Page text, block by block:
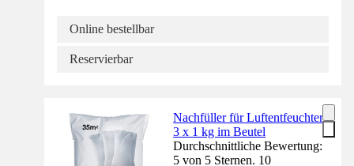
Online bestellbar
Reservierbar
Nachfüller für Luftentfeuchter
3 x 1 kg im Beutel
Durchschnittliche Bewertung:
5 von 5 Sternen. 10